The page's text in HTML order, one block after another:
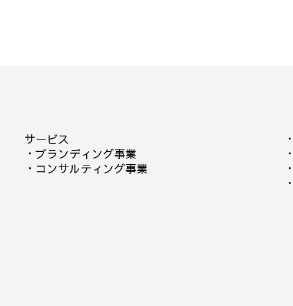
サービス
・ ブランディング事業
・ コンサルティング事業
・
・
・
・